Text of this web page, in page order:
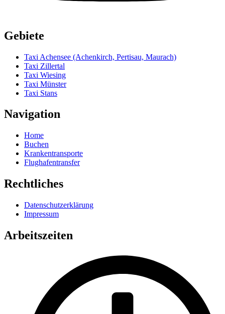
Gebiete
Taxi Achensee (Achenkirch, Pertisau, Maurach)
Taxi Zillertal
Taxi Wiesing
Taxi Münster
Taxi Stans
Navigation
Home
Buchen
Krankentransporte
Flughafentransfer
Rechtliches
Datenschutzerklärung
Impressum
Arbeitszeiten